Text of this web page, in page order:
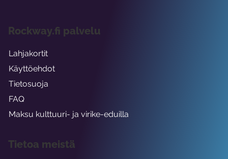
Rockway.fi palvelu
Lahjakortit
Käyttöehdot
Tietosuoja
FAQ
Maksu kulttuuri- ja virike-eduilla
Tietoa meistä